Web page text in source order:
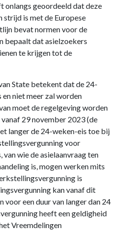
onlangs geoordeeld dat deze
strijd is met de Europese
bevat normen voor de
bepaalt dat asielzoekers
te krijgen tot de
State betekent dat de 24-
niet meer zal worden
moet de regelgeving worden
29 november 2023 (de
langer de 24-weken-eis toe bij
voor
wie de asielaanvraag ten
is, mogen werken mits
is
kan vanaf dit
voor een duur van langer dan 24
heeft een geldigheid
Vreemdelingen